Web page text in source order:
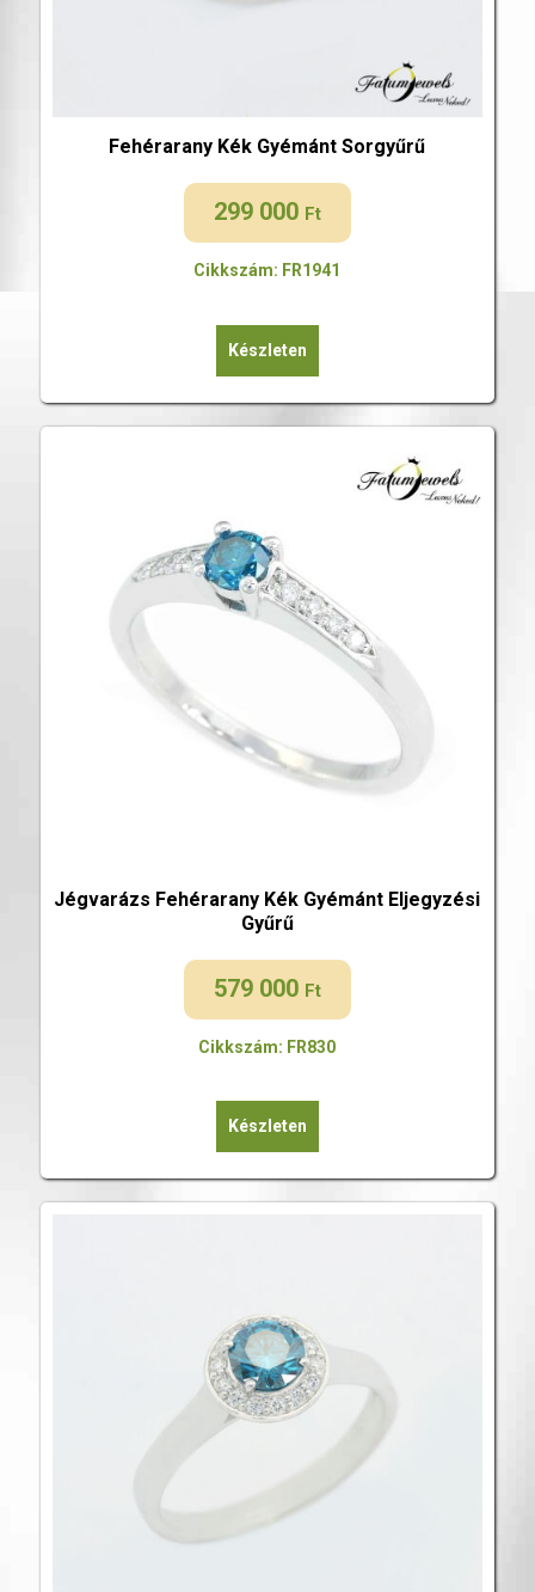
Fehérarany Kék Gyémánt Sorgyűrű
299 000 Ft
Cikkszám: FR1941
Készleten
Jégvarázs Fehérarany Kék Gyémánt Eljegyzési
Gyűrű
579 000 Ft
Cikkszám: FR830
Készleten